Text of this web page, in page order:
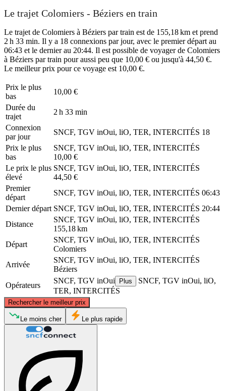
Le trajet Colomiers - Béziers en train
Le trajet de Colomiers à Béziers par train est de 155,18 km et prend
2 h 33 min. Il y a 18 connexions par jour, avec le premier départ au
06:43 et le dernier au 20:44. Il est possible de voyager de Colomiers
à Béziers par train pour aussi peu que 10,00 € ou jusqu'à 44,50 €.
Le meilleur prix pour ce voyage est 10,00 €.
Prix ​​le plus
bas
10,00 €
Durée du
trajet
2 h 33 min
Connexion
par jour
SNCF, TGV inOui, liO, TER, INTERCITÉS 18
Prix ​​le plus
bas
SNCF, TGV inOui, liO, TER, INTERCITÉS
10,00 €
Le prix le plus
élevé
SNCF, TGV inOui, liO, TER, INTERCITÉS
44,50 €
Premier
départ
SNCF, TGV inOui, liO, TER, INTERCITÉS 06:43
Dernier départ SNCF, TGV inOui, liO, TER, INTERCITÉS 20:44
Distance
SNCF, TGV inOui, liO, TER, INTERCITÉS
155,18 km
Départ
SNCF, TGV inOui, liO, TER, INTERCITÉS
Colomiers
Arrivée
SNCF, TGV inOui, liO, TER, INTERCITÉS
Béziers
Opérateurs
SNCF, TGV inOui Plus
SNCF, TGV inOui, liO,
TER, INTERCITÉS
Rechercher le meilleur prix
©
Le moins cher Le plus rapide